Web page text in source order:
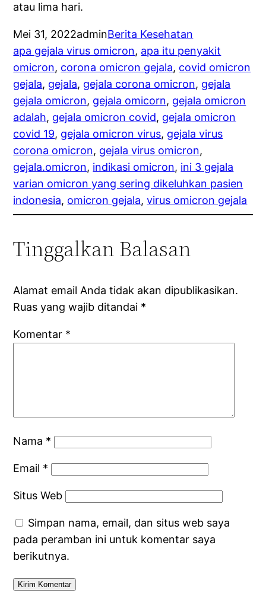
atau lima hari.
Mei 31, 2022adminBerita Kesehatan
apa gejala virus omicron, apa itu penyakit
omicron, corona omicron gejala, covid omicron
gejala, gejala, gejala corona omicron, gejala
gejala omicron, gejala omicorn, gejala omicron
adalah, gejala omicron covid, gejala omicron
covid 19, gejala omicron virus, gejala virus
corona omicron, gejala virus omicron
gejala.omicron, indikasi omicron, ini 3 gejala
varian omicron yang sering dikeluhkan pasien
indonesia, omicron gejala, virus omicron gejala
Tinggalkan Balasan
Alamat email Anda tidak akan dipublikasikan.
Ruas yang wajib ditandai *
Komentar *
Nama *
Email *
Situs Web
Simpan nama, email, dan situs web saya
pada peramban ini untuk komentar saya
berikutnya.